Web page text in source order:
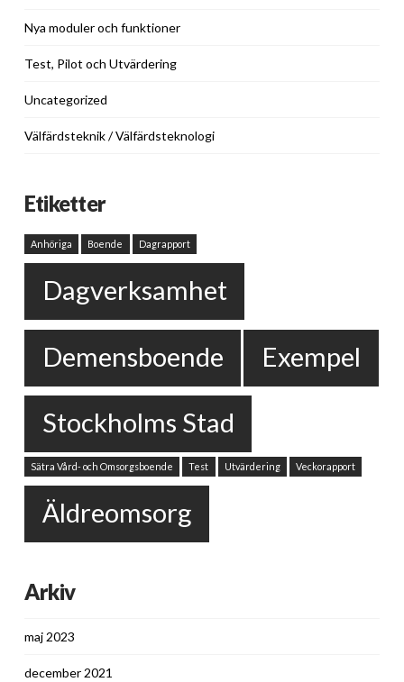
Nya moduler och funktioner
Test, Pilot och Utvärdering
Uncategorized
Välfärdsteknik / Välfärdsteknologi
Etiketter
Anhöriga Boende Dagrapport
Dagverksamhet
Demensboende Exempel
Stockholms Stad
Sätra Vård- och Omsorgsboende Test Utvärdering Veckorapport
Äldreomsorg
Arkiv
maj 2023
december 2021